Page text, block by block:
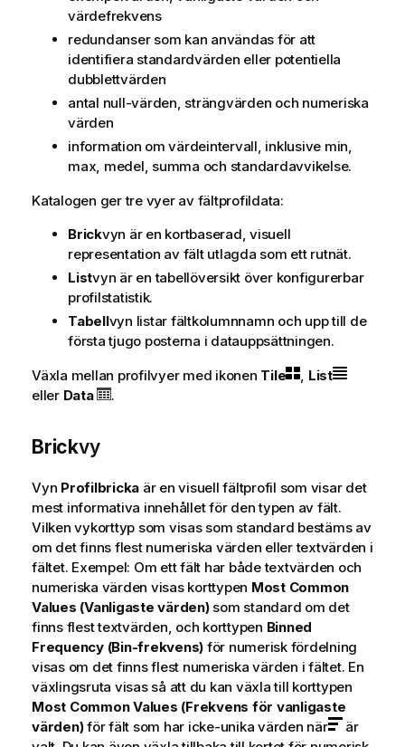
värdefrekvens
redundanser som kan användas för att
identifiera standardvärden eller potentiella
dubblettvärden
antal null-värden, strängvärden och numeriska
värden
information om värdeintervall, inklusive min,
max, medel, summa och standardavvikelse.
Katalogen ger tre vyer av fältprofildata:
Brickvyn är en kortbaserad, visuell
representation av fält utlagda som ett rutnät.
Listvyn är en tabellöversikt över konfigurerbar
profilstatistik.
Tabellvyn listar fältkolumnnamn och upp till de
första tjugo posterna i datauppsättningen.
Växla mellan profilvyer med ikonen Tile
List
eller Data .
Brickvy
Vyn Profilbricka är en visuell fältprofil som visar det
mest informativa innehållet för den typen av fält.
Vilken vykorttyp som visas som standard bestäms av
om det finns flest numeriska värden eller textvärden i
fältet. Exempel: Om ett fält har både textvärden och
numeriska värden visas korttypen Most Common
Values (Vanligaste värden)som standard om det
finns flest textvärden, och korttypen Binned
Frequency (Bin-frekvens) för numerisk fördelning
visas om det finns flest numeriska värden i fältet. En
växlingsruta visas så att du kan växla till korttypen
Most Common Values (Frekvens för vanligaste
värden)för fält som har icke-unika värden när
är